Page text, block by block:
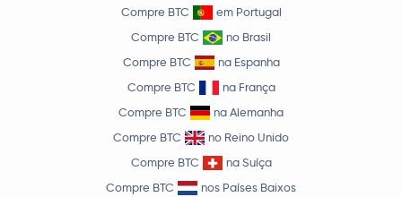
Compre BTC
em Portugal
Compre BTC
no Brasil
Compre BTC
na Espanha
Compre BTC
na França
Compre BTC
na Alemanha
Compre BTC
no Reino Unido
Compre BTC
na Suíça
Compre BTC
nos Países Baixos